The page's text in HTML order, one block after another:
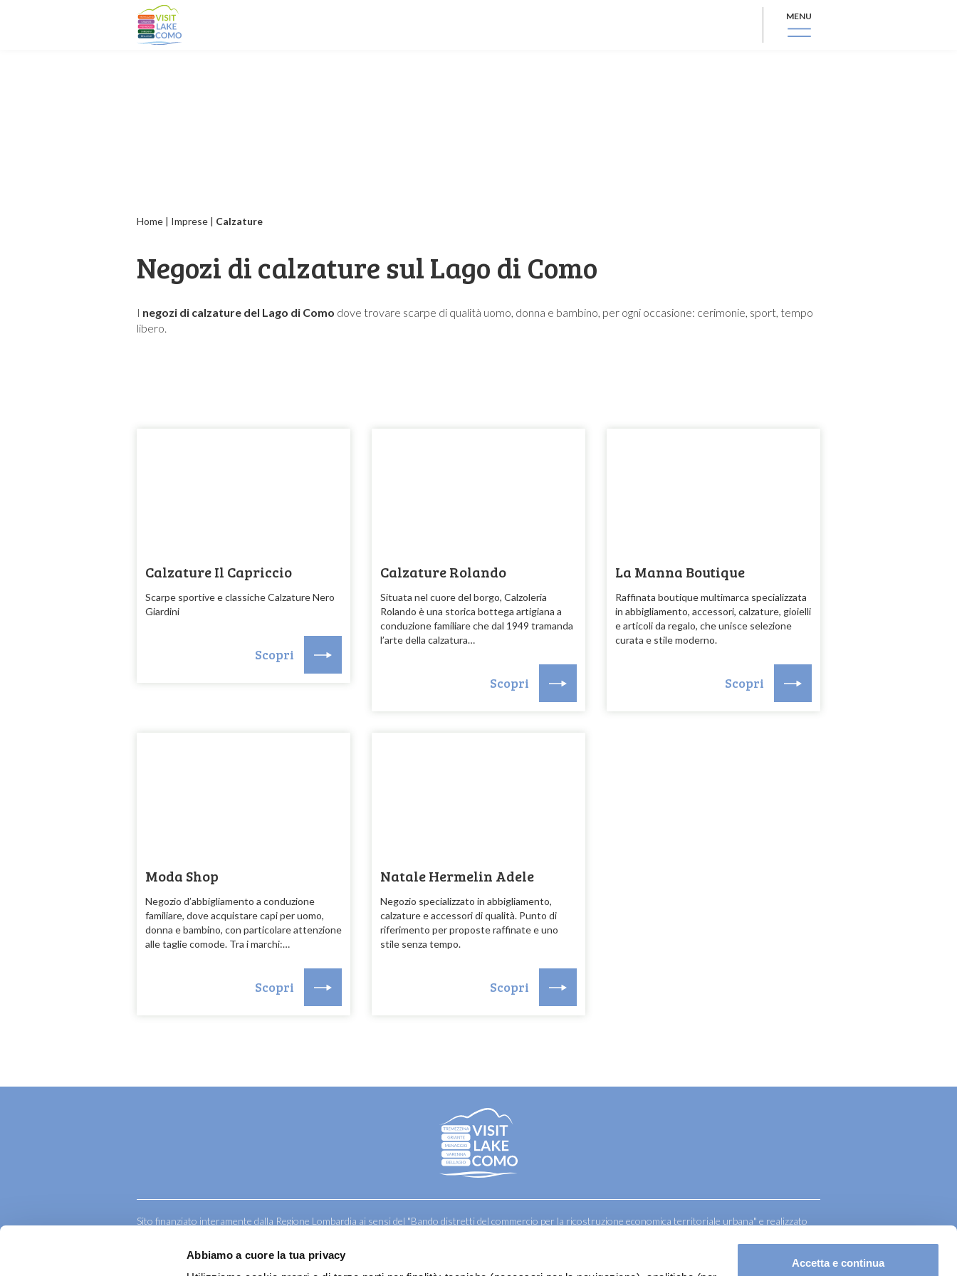
Abbiamo a cuore la tua privacy
Accetta e continua
MENU
Home | Imprese | Calzature
Negozi di calzature sul Lago di Como
I negozi di calzature del Lago di Como dove trovare scarpe di qualità uomo, donna e bambino, per ogni occasione: cerimonie, sport, tempo
libero.
Calzature Il Capriccio
Scarpe sportive e classiche Calzature Nero
Giardini
Scopri
Calzature Rolando
Situata nel cuore del borgo, Calzoleria
Rolando è una storica bottega artigiana a
conduzione familiare che dal 1949 tramanda
l’arte della calzatura…
Scopri
La Manna Boutique
Raffinata boutique multimarca specializzata
in abbigliamento, accessori, calzature, gioielli
e articoli da regalo, che unisce selezione
curata e stile moderno.
Scopri
Moda Shop
Negozio d’abbigliamento a conduzione
familiare, dove acquistare capi per uomo,
donna e bambino, con particolare attenzione
alle taglie comode. Tra i marchi:…
Scopri
Natale Hermelin Adele
Negozio specializzato in abbigliamento,
calzature e accessori di qualità. Punto di
riferimento per proposte raffinate e uno
stile senza tempo.
Scopri
Sito finanziato interamente dalla Regione Lombardia ai sensi del "Bando distretti del commercio per la ricostruzione economica territoriale urbana" e realizzato
Cookie policy Modifica consensi